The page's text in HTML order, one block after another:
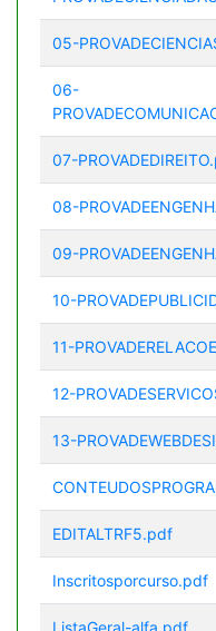
05-
06-
07-
08-
09-
10-
11-
12-
13-
EDITALTRF5.pdf
Inscritosporcurso.pdf
ListaGeral-alfa.pdf